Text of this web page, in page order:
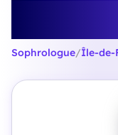
Sophrologue/Île-de-